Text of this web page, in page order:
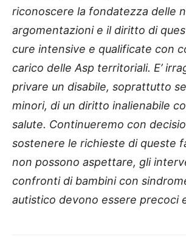
riconoscere la fondatezza delle
argomentazioni e il diritto di
cure intensive e qualificate con
carico delle Asp territoriali. E’
privare un disabile, soprattutto
minori, di un diritto inalienabile
salute. Continueremo con
sostenere le richieste di queste
non possono aspettare, gli
confronti di bambini con
autistico devono essere precoci